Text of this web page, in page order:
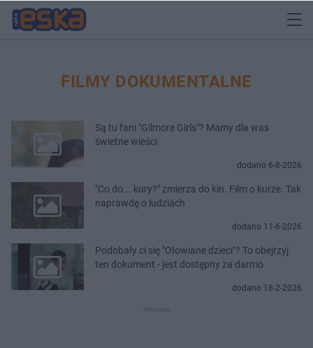
FILMY DOKUMENTALNE
Są tu fani "Gilmore Girls"? Mamy dla was
świetne wieści
dodano 6-8-2026
"Co do... kury?" zmierza do kin. Film o kurze. Tak
naprawdę o ludziach
dodano 11-6-2026
Podobały ci się "Ołowiane dzieci"? To obejrzyj
ten dokument - jest dostępny za darmo
dodano 18-2-2026